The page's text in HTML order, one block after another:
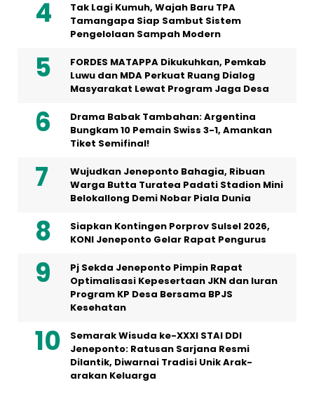
Tak Lagi Kumuh, Wajah Baru TPA
Tamangapa Siap Sambut Sistem
Pengelolaan Sampah Modern
FORDES MATAPPA Dikukuhkan, Pemkab
Luwu dan MDA Perkuat Ruang Dialog
Masyarakat Lewat Program Jaga Desa
Drama Babak Tambahan: Argentina
Bungkam 10 Pemain Swiss 3-1, Amankan
Tiket Semifinal!
Wujudkan Jeneponto Bahagia, Ribuan
Warga Butta Turatea Padati Stadion Mini
Belokallong Demi Nobar Piala Dunia
Siapkan Kontingen Porprov Sulsel 2026,
KONI Jeneponto Gelar Rapat Pengurus
Pj Sekda Jeneponto Pimpin Rapat
Optimalisasi Kepesertaan JKN dan Iuran
Program KP Desa Bersama BPJS
Kesehatan
Semarak Wisuda ke-XXXI STAI DDI
Jeneponto: Ratusan Sarjana Resmi
Dilantik, Diwarnai Tradisi Unik Arak-
arakan Keluarga